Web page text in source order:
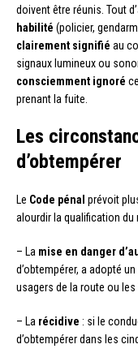
doivent être réunis. Tout
habilité (policier,
clairement signifié au
signaux lumineux ou
consciemment ignoré
prenant la fuite.
Les
d’obtempérer
Le Code pénal prévoit
alourdir la qualification du
– La mise en danger
d’obtempérer, a adopté
usagers de la route ou les
– La récidive : si le
d’obtempérer dans les